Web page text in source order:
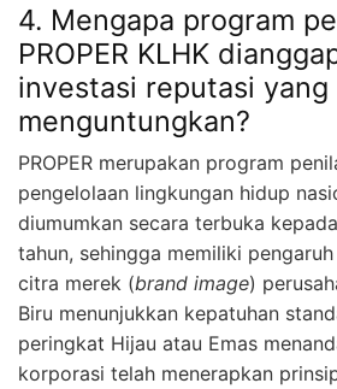
4. Mengapa program
PROPER KLHK
investasi reputasi yang
menguntungkan?
PROPER merupakan program
pengelolaan lingkungan hidup
diumumkan secara terbuka
tahun, sehingga memiliki
citra merek (brand image)
Biru menunjukkan kepatuhan
peringkat Hijau atau Emas
korporasi telah menerapkan